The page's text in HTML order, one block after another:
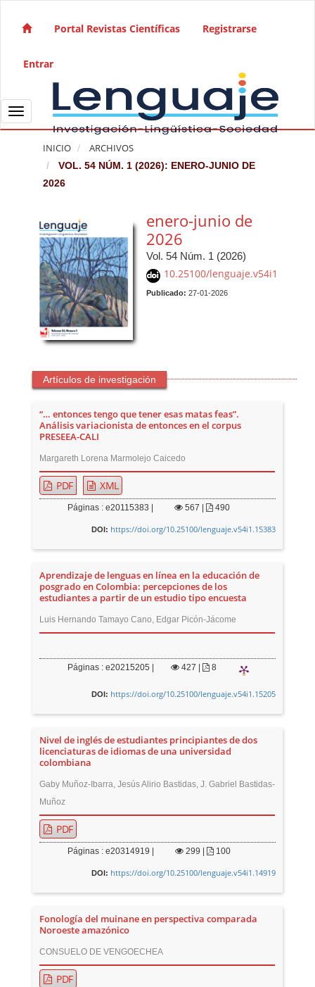
Navegación principal
Barra lateral
Portal Revistas Científicas Registrarse
Entrar
Toggle navigation
INICIO ARCHIVOS
VOL. 54 NÚM. 1 (2026): ENERO-JUNIO DE
2026
enero-junio de
2026
Vol. 54 Núm. 1 (2026)
10.25100/lenguaje.v54i1
Publicado:27-01-2026
Artículos de investigación
“… entonces tengo que tener esas matas feas”.
Análisis variacionista de entonces en el corpus
PRESEEA-CALI
Margareth Lorena Marmolejo Caicedo
PDF XML
Páginas : e20115383 | 567 | 490
DOI: https://doi.org/10.25100/lenguaje.v54i1.15383
Aprendizaje de lenguas en línea en la educación de
posgrado en Colombia: percepciones de los
estudiantes a partir de un estudio tipo encuesta
Luis Hernando Tamayo Cano, Edgar Picón-Jácome
Páginas : e20215205 | 427 | 8
DOI: https://doi.org/10.25100/lenguaje.v54i1.15205
Nivel de inglés de estudiantes principiantes de dos
licenciaturas de idiomas de una universidad
colombiana
Gaby Muñoz-Ibarra, Jesús Alirio Bastidas, J. Gabriel Bastidas-
Muñoz
PDF
Páginas : e20314919 | 299 | 100
DOI: https://doi.org/10.25100/lenguaje.v54i1.14919
Fonología del muinane en perspectiva comparada
Noroeste amazónico
CONSUELO DE VENGOECHEA
PDF